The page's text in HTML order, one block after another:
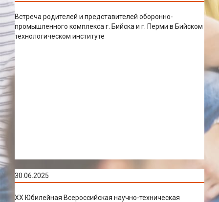
Встреча родителей и представителей оборонно-
промышленного комплекса г. Бийска и г. Перми в Бийском
технологическом институте
30.06.2025
XX Юбилейная Всероссийская научно-техническая